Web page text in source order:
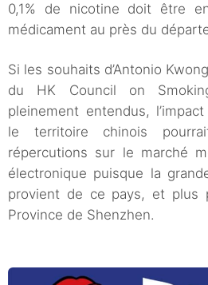
0,1% de nicotine doit être
médicament au près du
Si les souhaits d’Antonio
du HK Council on
pleinement entendus,
le territoire chinois
répercutions sur le marché
électronique puisque la
provient de ce pays, et plus
Province de Shenzhen.